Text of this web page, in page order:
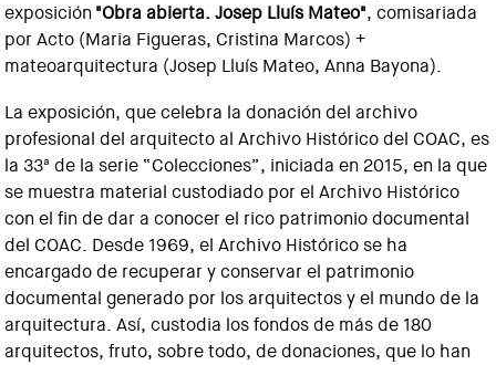
exposición"Obra abierta. Josep Lluís Mateo", comisariada
por Acto (Maria Figueras, Cristina Marcos) +
mateoarquitectura (Josep Lluís Mateo, Anna Bayona).
La exposición, que celebra la donación del archivo
profesional del arquitecto al Archivo Histórico del COAC, es
la 33ª de la serie “Colecciones”, iniciada en 2015, en la que
se muestra material custodiado por el Archivo Histórico
con el fin de dar a conocer el rico patrimonio documental
del COAC. Desde 1969, el Archivo Histórico se ha
encargado de recuperar y conservar el patrimonio
documental generado por los arquitectos y el mundo de la
arquitectura. Así, custodia los fondos de más de 180
arquitectos, fruto, sobre todo, de donaciones, que lo han